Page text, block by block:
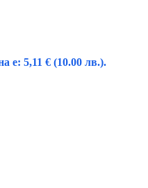
е: 5,11 € (10.00 лв.).